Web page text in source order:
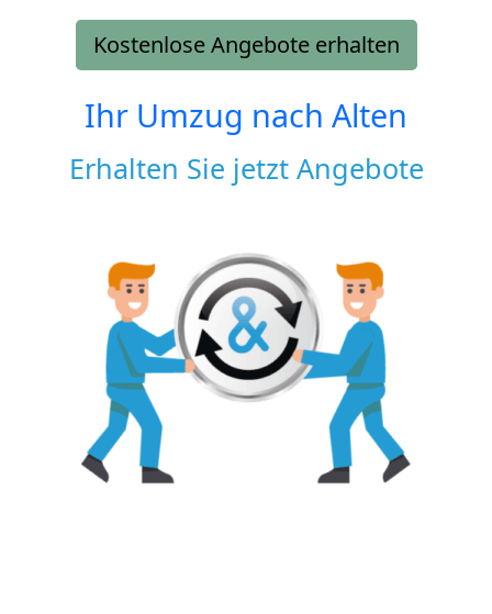
Kostenlose Angebote erhalten
Ihr Umzug nach Alten
Erhalten Sie jetzt Angebote